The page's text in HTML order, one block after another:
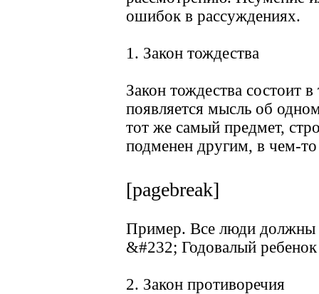
ошибок в рассуждениях.
1. Закон тождества
Закон тождества состоит
появляется мысль об
тот же самый предмет,
подменен другим, в чем-
[pagebreak]
Пример. Все люди должны
&#232; Годовалый
2. Закон противоречия